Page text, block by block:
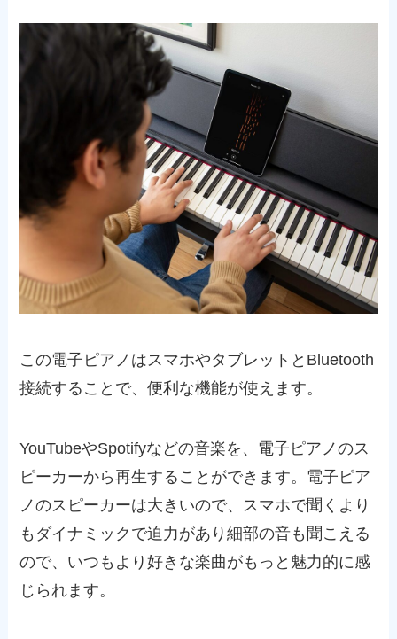
この電子ピアノはスマホやタブレットとBluetooth
接続することで、便利な機能が使えます。
YouTubeやSpotifyなどの音楽を、電子ピアノのス
ピーカーから再生することができます。電子ピア
ノのスピーカーは大きいので、スマホで聞くより
もダイナミックで迫力があり細部の音も聞こえる
ので、いつもより好きな楽曲がもっと魅力的に感
じられます。